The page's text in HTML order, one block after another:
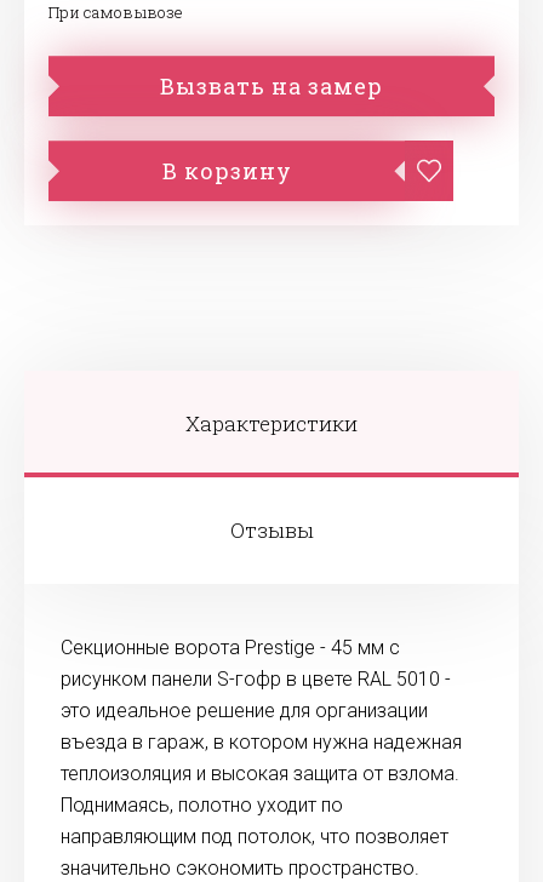
При самовывозе
Вызвать на замер
В корзину
Характеристики
Отзывы
Секционные ворота Prestige - 45 мм с
рисунком панели S-гофр в цвете RAL 5010 -
это идеальное решение для организации
въезда в гараж, в котором нужна надежная
теплоизоляция и высокая защита от взлома.
Поднимаясь, полотно уходит по
направляющим под потолок, что позволяет
значительно сэкономить пространство.